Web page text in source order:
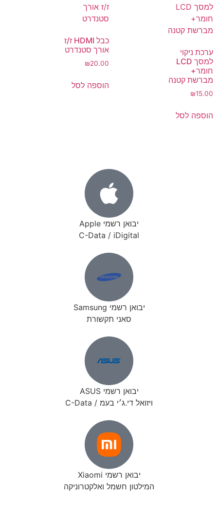
ערכת ניקוי
למסך LCD
חומר+
מברשת קטנה
₪15.00
הוספה לסל
כבל HDMI ז/ז
אורך סטנדרט
₪20.00
הוספה לסל
יבואן רשמי Apple
C-Data / iDigital
יבואן רשמי Samsung
סאני תקשורת
יבואן רשמי ASUS
ויזואל די.ג׳י בעמ / C-Data
יבואן רשמי Xiaomi
המילטון חשמל ואלקטרוניקה